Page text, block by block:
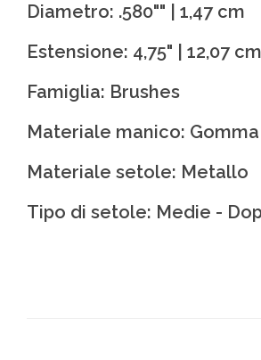
Diametro: .580"" | 1,47 cm
Estensione: 4,75" | 12,07 cm
Famiglia: Brushes
Materiale manico:
Materiale setole: Metallo
Tipo di setole: Medie -